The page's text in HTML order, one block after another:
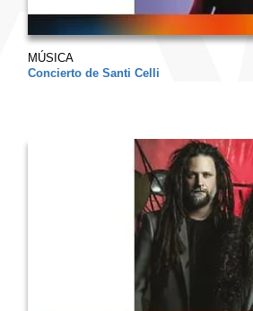
MÚSICA
Concierto de Santi Celli